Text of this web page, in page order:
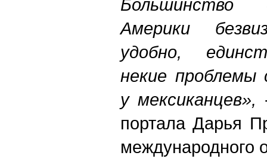
Большинство
Америки
удобно,
некие
у мексиканцев»,
портала Дарья
международного